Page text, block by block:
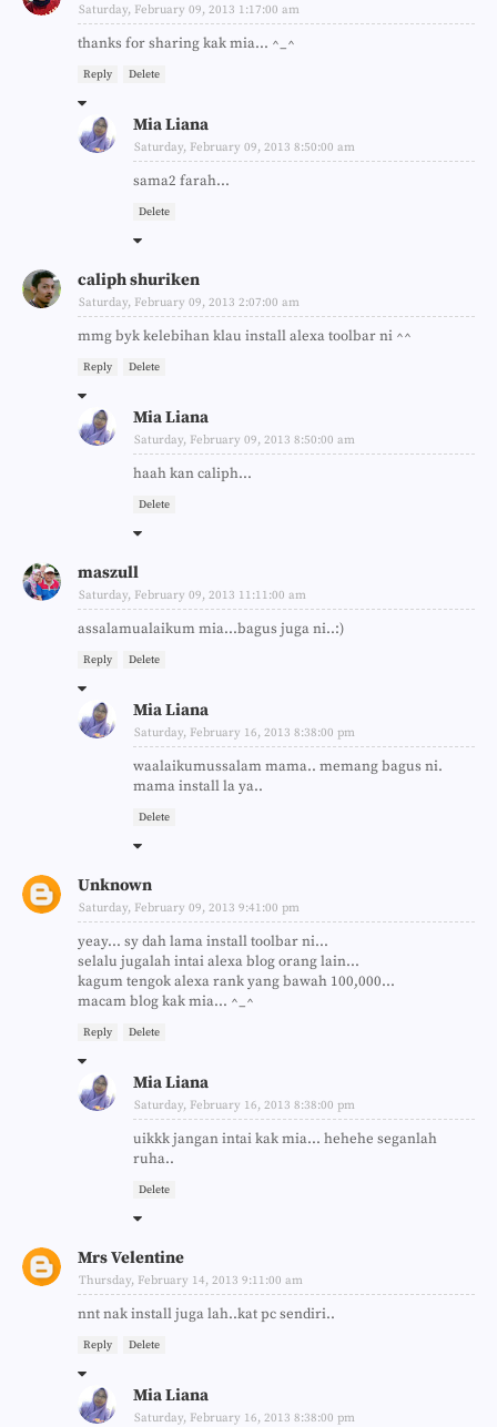
Saturday, February 09, 2013 1:17:00 am
thanks for sharing kak mia... ^_^
Reply Delete
Mia Liana
Saturday, February 09, 2013 8:50:00 am
sama2 farah...
Delete
caliph shuriken
Saturday, February 09, 2013 2:07:00 am
mmg byk kelebihan klau install alexa toolbar ni ^^
Reply Delete
Mia Liana
Saturday, February 09, 2013 8:50:00 am
haah kan caliph...
Delete
maszull
Saturday, February 09, 2013 11:11:00 am
assalamualaikum mia...bagus juga ni..:)
Reply Delete
Mia Liana
Saturday, February 16, 2013 8:38:00 pm
waalaikumussalam mama.. memang bagus ni.
mama install la ya..
Delete
Unknown
Saturday, February 09, 2013 9:41:00 pm
yeay... sy dah lama install toolbar ni...
selalu jugalah intai alexa blog orang lain...
kagum tengok alexa rank yang bawah 100,000...
macam blog kak mia... ^_^
Reply Delete
Mia Liana
Saturday, February 16, 2013 8:38:00 pm
uikkk jangan intai kak mia... hehehe seganlah
ruha..
Delete
Mrs Velentine
Thursday, February 14, 2013 9:11:00 am
nnt nak install juga lah..kat pc sendiri..
Reply Delete
Mia Liana
Saturday, February 16, 2013 8:38:00 pm